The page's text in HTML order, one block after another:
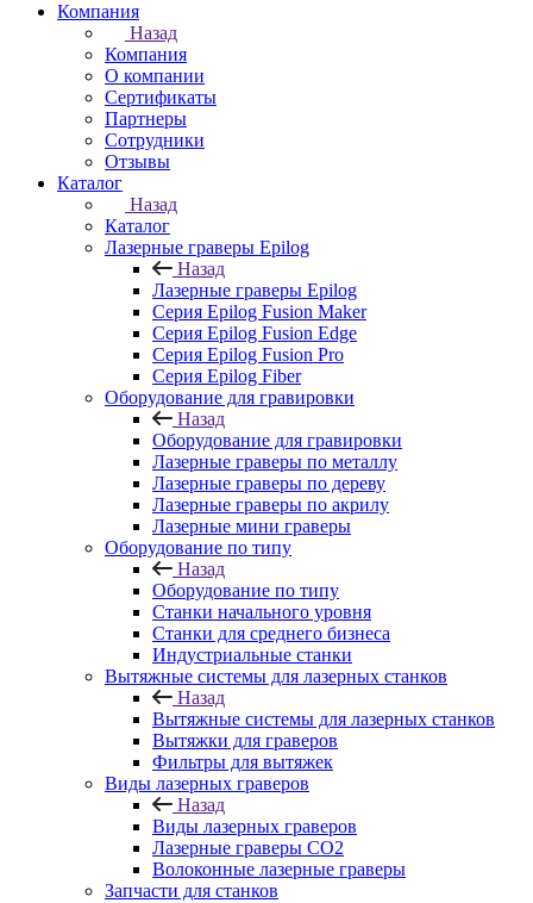
Компания
Назад
Компания
О компании
Сертификаты
Партнеры
Сотрудники
Отзывы
Каталог
Назад
Каталог
Лазерные граверы Epilog
Назад
Лазерные граверы Epilog
Серия Epilog Fusion Maker
Серия Epilog Fusion Edge
Серия Epilog Fusion Pro
Серия Epilog Fiber
Оборудование для гравировки
Назад
Оборудование для гравировки
Лазерные граверы по металлу
Лазерные граверы по дереву
Лазерные граверы по акрилу
Лазерные мини граверы
Оборудование по типу
Назад
Оборудование по типу
Cтанки начального уровня
Станки для среднего бизнеса
Индустриальные станки
Вытяжные системы для лазерных станков
Назад
Вытяжные системы для лазерных станков
Вытяжки для граверов
Фильтры для вытяжек
Виды лазерных граверов
Назад
Виды лазерных граверов
Лазерные граверы СО2
Волоконные лазерные граверы
Запчасти для станков